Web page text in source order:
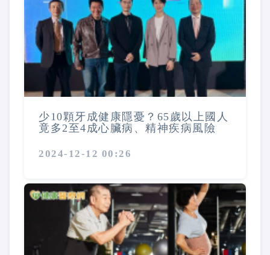
少10顆牙成健康隱憂？65歲以上國人
竟多2至4成心臟病、精神疾病風險
2024-12-12 00:26